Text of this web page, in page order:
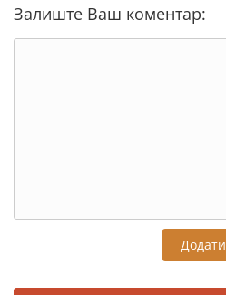
Залиште Ваш коментар:
Додати